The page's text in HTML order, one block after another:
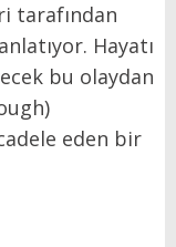
tarafından
Hayatı
bu olaydan
eden bir